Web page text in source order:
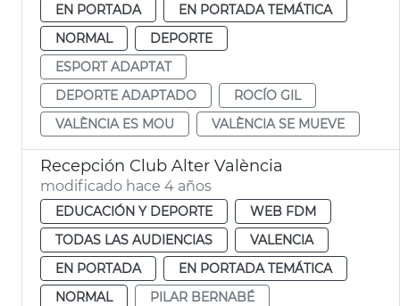
EN PORTADA
EN PORTADA TEMÁTICA
NORMAL
DEPORTE
ESPORT ADAPTAT
DEPORTE ADAPTADO
ROCÍO GIL
VALÈNCIA ES MOU
VALÈNCIA SE MUEVE
Recepción Club Alter València
modificado hace 4 años
EDUCACIÓN Y DEPORTE
WEB FDM
TODAS LAS AUDIENCIAS
VALENCIA
EN PORTADA
EN PORTADA TEMÁTICA
NORMAL
PILAR BERNABÉ